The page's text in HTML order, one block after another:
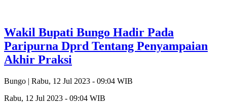
Wakil Bupati Bungo Hadir Pada
Paripurna Dprd Tentang Penyampaian
Akhir Praksi
Bungo | Rabu, 12 Jul 2023 - 09:04 WIB
Rabu, 12 Jul 2023 - 09:04 WIB